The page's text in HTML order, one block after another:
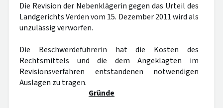
Die Revision der Nebenklägerin gegen das Urteil des
Landgerichts Verden vom 15. Dezember 2011 wird als
unzulässig verworfen.
Die Beschwerdeführerin hat die Kosten des
Rechtsmittels und die dem Angeklagten im
Revisionsverfahren entstandenen notwendigen
Auslagen zu tragen.
Gründe